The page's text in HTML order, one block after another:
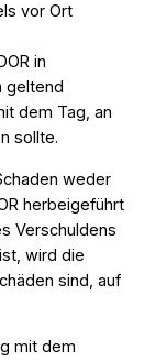
vor Ort
in
geltend
dem Tag, an
sollte.
weder
herbeigeführt
Verschuldens
wird die
sind, auf
mit dem